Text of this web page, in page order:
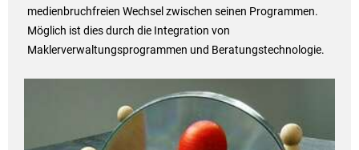
medienbruchfreien Wechsel zwischen seinen Programmen.
Möglich ist dies durch die Integration von
Maklerverwaltungsprogrammen und Beratungstechnologie.